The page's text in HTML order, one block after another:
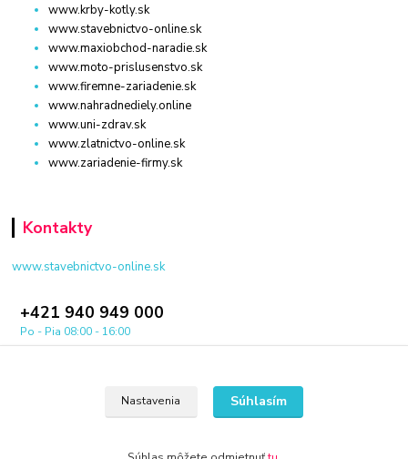
www.krby-kotly.sk
www.stavebnictvo-online.sk
www.maxiobchod-naradie.sk
www.moto-prislusenstvo.sk
www.firemne-zariadenie.sk
www.nahradnediely.online
www.uni-zdrav.sk
www.zlatnictvo-online.sk
www.zariadenie-firmy.sk
Kontakty
www.stavebnictvo-online.sk
+421 940 949 000
Po - Pia 08:00 - 16:00
Nastavenia Súhlasím